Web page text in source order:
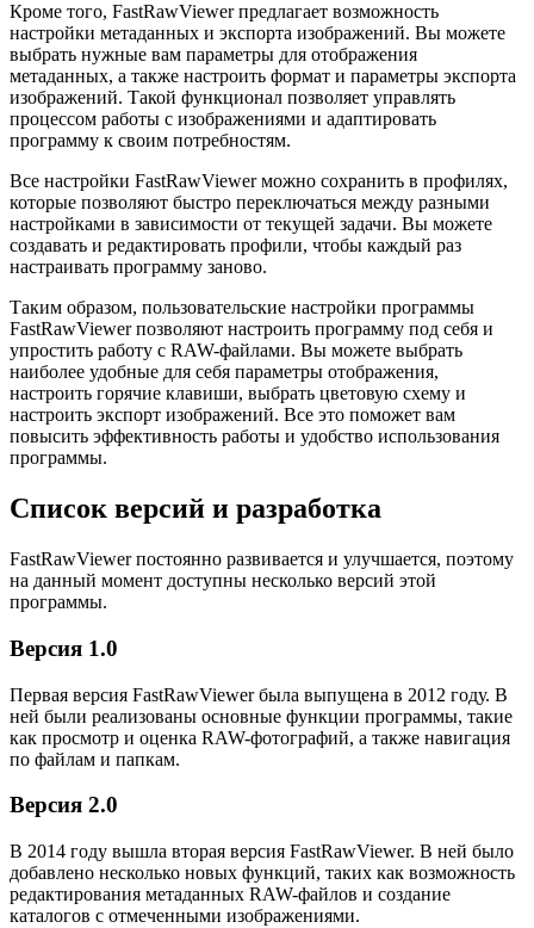
Кроме того, FastRawViewer предлагает возможность
настройки метаданных и экспорта изображений. Вы можете
выбрать нужные вам параметры для отображения
метаданных, а также настроить формат и параметры экспорта
изображений. Такой функционал позволяет управлять
процессом работы с изображениями и адаптировать
программу к своим потребностям.
Все настройки FastRawViewer можно сохранить в профилях,
которые позволяют быстро переключаться между разными
настройками в зависимости от текущей задачи. Вы можете
создавать и редактировать профили, чтобы каждый раз
настраивать программу заново.
Таким образом, пользовательские настройки программы
FastRawViewer позволяют настроить программу под себя и
упростить работу с RAW-файлами. Вы можете выбрать
наиболее удобные для себя параметры отображения,
настроить горячие клавиши, выбрать цветовую схему и
настроить экспорт изображений. Все это поможет вам
повысить эффективность работы и удобство использования
программы.
Список версий и разработка
FastRawViewer постоянно развивается и улучшается, поэтому
на данный момент доступны несколько версий этой
программы.
Версия 1.0
Первая версия FastRawViewer была выпущена в 2012 году. В
ней были реализованы основные функции программы, такие
как просмотр и оценка RAW-фотографий, а также навигация
по файлам и папкам.
Версия 2.0
В 2014 году вышла вторая версия FastRawViewer. В ней было
добавлено несколько новых функций, таких как возможность
редактирования метаданных RAW-файлов и создание
каталогов с отмеченными изображениями.